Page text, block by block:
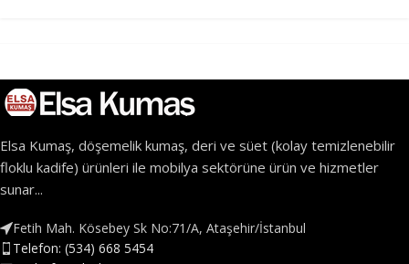
Elsa Kumaş, döşemelik kumaş, deri ve süet (kolay temizlenebilir
floklu kadife) ürünleri ile mobilya sektörüne ürün ve hizmetler
sunar...
Fetih Mah. Kösebey Sk No:71/A, Ataşehir/İstanbul
Telefon: (534) 668 5454